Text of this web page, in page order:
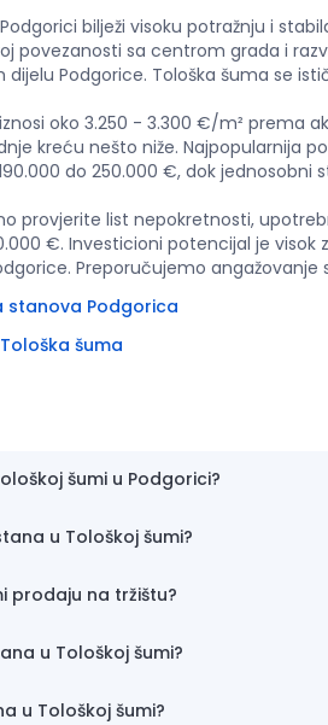
bilježi visoku potražnju i
povezanosti sa centrom grada i
Podgorice. Tološka šuma se
oko 3.250 - 3.300 €/m²
kreću nešto niže. Najpopularnija
do 250.000 €, dok jednosobni
provjerite list nepokretnosti,
€. Investicioni potencijal je
Preporučujemo
stanova Podgorica
šuma
šumi u Podgorici?
u Tološkoj šumi?
prodaju na tržištu?
u Tološkoj šumi?
u Tološkoj šumi?